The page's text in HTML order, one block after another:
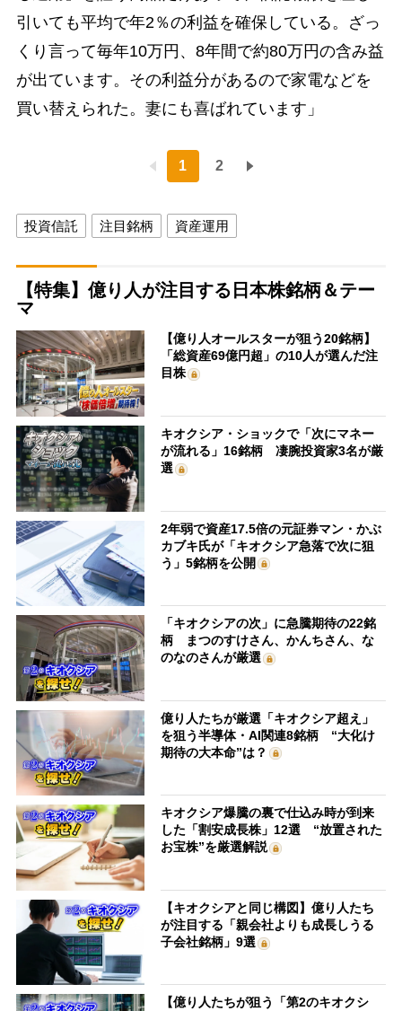
引いても平均で年2％の利益を確保している。ざっ
くり言って毎年10万円、8年間で約80万円の含み益
が出ています。その利益分があるので家電などを
買い替えられた。妻にも喜ばれています」
1 2
投資信託 注目銘柄 資産運用
【特集】億り人が注目する日本株銘柄＆テー
マ
【億り人オールスターが狙う20銘柄】
「総資産69億円超」の10人が選んだ注
目株
キオクシア・ショックで「次にマネー
が流れる」16銘柄 凄腕投資家3名が厳
選
2年弱で資産17.5倍の元証券マン・かぶ
カブキ氏が「キオクシア急落で次に狙
う」5銘柄を公開
「キオクシアの次」に急騰期待の22銘
柄 まつのすけさん、かんちさん、な
のなのさんが厳選
億り人たちが厳選「キオクシア超え」
を狙う半導体・AI関連8銘柄 “大化け
期待の大本命”は？
キオクシア爆騰の裏で仕込み時が到来
した「割安成長株」12選 “放置された
お宝株”を厳選解説
【キオクシアと同じ構図】億り人たち
が注目する「親会社よりも成長しうる
子会社銘柄」9選
【億り人たちが狙う「第2のキオクシ